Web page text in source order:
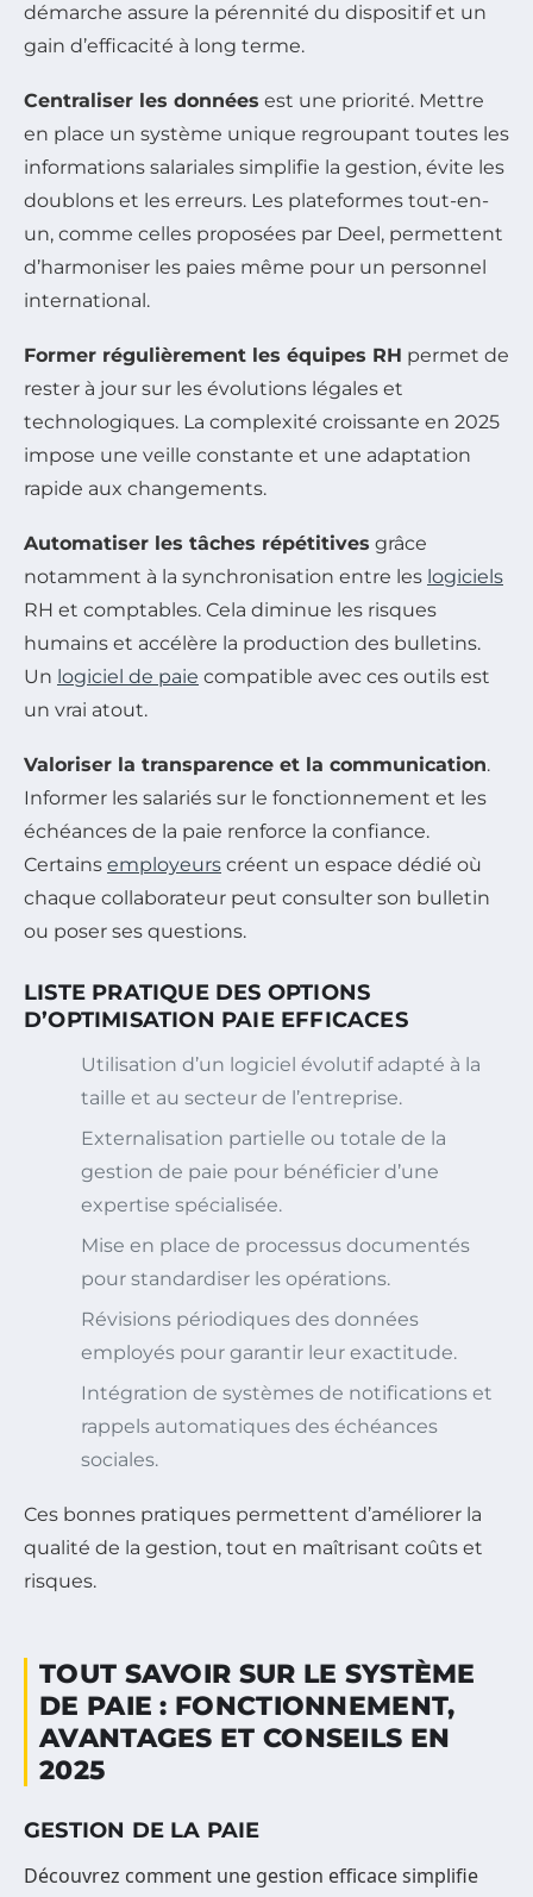
démarche assure la pérennité du dispositif et un
gain d’efficacité à long terme.
Centraliser les données est une priorité. Mettre
en place un système unique regroupant toutes les
informations salariales simplifie la gestion, évite les
doublons et les erreurs. Les plateformes tout-en-
un, comme celles proposées par Deel, permettent
d’harmoniser les paies même pour un personnel
international.
Former régulièrement les équipes RH permet de
rester à jour sur les évolutions légales et
technologiques. La complexité croissante en 2025
impose une veille constante et une adaptation
rapide aux changements.
Automatiser les tâches répétitives grâce
notamment à la synchronisation entre les logiciels
RH et comptables. Cela diminue les risques
humains et accélère la production des bulletins.
Un logiciel de paie compatible avec ces outils est
un vrai atout.
Valoriser la transparence et la communication.
Informer les salariés sur le fonctionnement et les
échéances de la paie renforce la confiance.
Certains employeurs créent un espace dédié où
chaque collaborateur peut consulter son bulletin
ou poser ses questions.
LISTE PRATIQUE DES OPTIONS
D’OPTIMISATION PAIE EFFICACES
Utilisation d’un logiciel évolutif adapté à la
taille et au secteur de l’entreprise.
Externalisation partielle ou totale de la
gestion de paie pour bénéficier d’une
expertise spécialisée.
Mise en place de processus documentés
pour standardiser les opérations.
Révisions périodiques des données
employés pour garantir leur exactitude.
Intégration de systèmes de notifications et
rappels automatiques des échéances
sociales.
Ces bonnes pratiques permettent d’améliorer la
qualité de la gestion, tout en maîtrisant coûts et
risques.
TOUT SAVOIR SUR LE SYSTÈME
DE PAIE : FONCTIONNEMENT,
AVANTAGES ET CONSEILS EN
2025
GESTION DE LA PAIE
Découvrez comment une gestion efficace simplifie